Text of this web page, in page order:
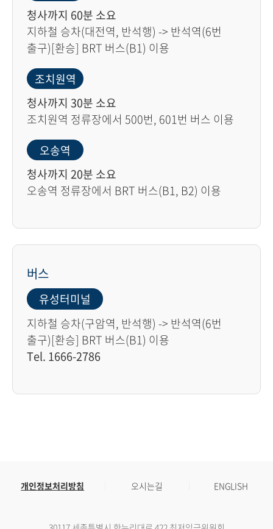
청사까지 60분 소요
지하철 승차(대전역, 반석행) -> 반석역(6번
출구)[환승] BRT 버스(B1) 이용
조치원역
청사까지 30분 소요
조치원역 정류장에서 500번, 601번 버스 이용
오송역
청사까지 20분 소요
오송역 정류장에서 BRT 버스(B1, B2) 이용
버스
유성터미널
지하철 승차(구암역, 반석행) -> 반석역(6번
출구)[환승] BRT 버스(B1) 이용
Tel. 1666-2786
개인정보처리방침 오시는길 ENGLISH